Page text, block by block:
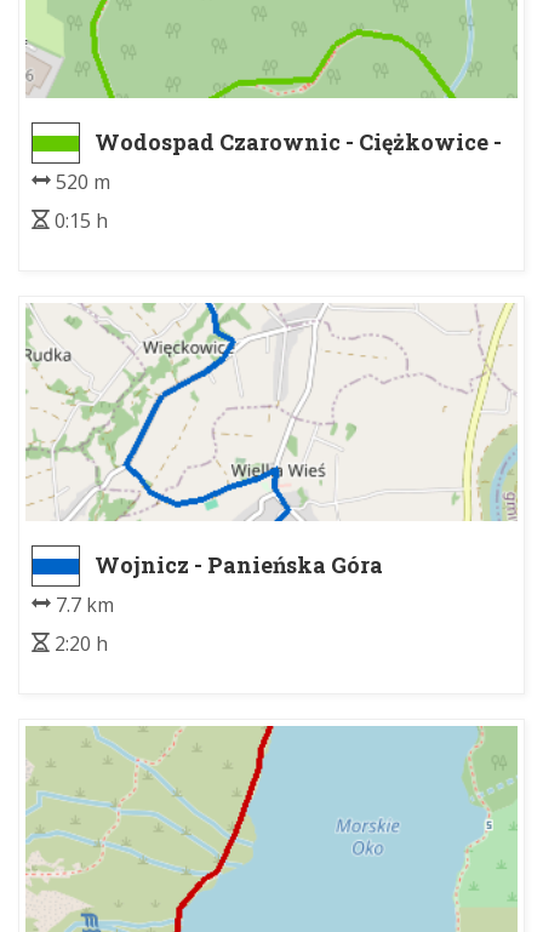
Wodospad Czarownic - Ciężkowice -
Park Zdrojowy
520 m
0:15 h
Wojnicz - Panieńska Góra
7.7 km
2:20 h